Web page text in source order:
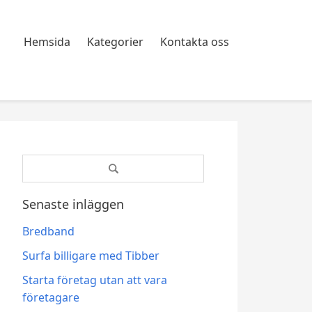
Hemsida Kategorier Kontakta oss
for:
Senaste inläggen
Bredband
Surfa billigare med Tibber
Starta företag utan att vara
företagare